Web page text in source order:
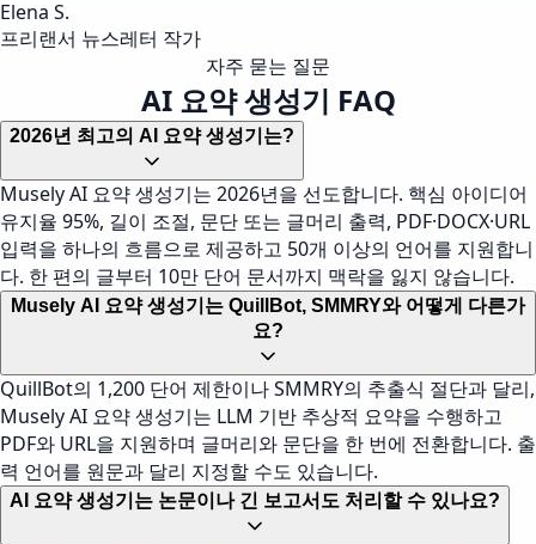
Elena S.
프리랜서 뉴스레터 작가
자주 묻는 질문
AI 요약 생성기 FAQ
2026년 최고의 AI 요약 생성기는?
Musely AI 요약 생성기는 2026년을 선도합니다. 핵심 아이디어
유지율 95%, 길이 조절, 문단 또는 글머리 출력, PDF·DOCX·URL
입력을 하나의 흐름으로 제공하고 50개 이상의 언어를 지원합니
다. 한 편의 글부터 10만 단어 문서까지 맥락을 잃지 않습니다.
Musely AI 요약 생성기는 QuillBot, SMMRY와 어떻게 다른가
요?
QuillBot의 1,200 단어 제한이나 SMMRY의 추출식 절단과 달리,
Musely AI 요약 생성기는 LLM 기반 추상적 요약을 수행하고
PDF와 URL을 지원하며 글머리와 문단을 한 번에 전환합니다. 출
력 언어를 원문과 달리 지정할 수도 있습니다.
AI 요약 생성기는 논문이나 긴 보고서도 처리할 수 있나요?